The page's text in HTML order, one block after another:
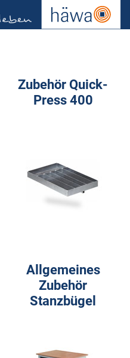
Zubehör Quick-
Press 400
Allgemeines
Zubehör
Stanzbügel